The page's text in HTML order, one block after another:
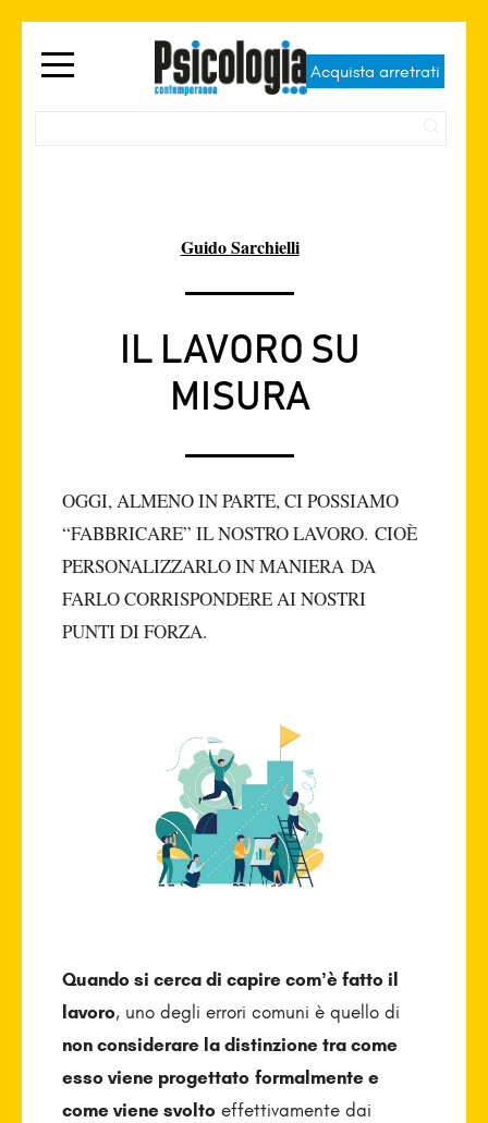
Acquista arretrati
Guido Sarchielli
IL LAVORO SU
MISURA
OGGI, ALMENO IN PARTE, CI POSSIAMO
“FABBRICARE” IL NOSTRO LAVORO. CIOÈ
PERSONALIZZARLO IN MANIERA DA
FARLO CORRISPONDERE AI NOSTRI
PUNTI DI FORZA.
Quando si cerca di capire com’è fatto il
lavoro, uno degli errori comuni è quello di
non considerare la distinzione tra come
esso viene progettato formalmente e
come viene svolto effettivamente dai